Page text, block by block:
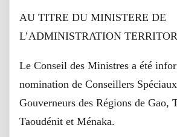
AU TITRE DU MINISTERE DE
L’ADMINISTRATION
Le Conseil des Ministres a été
nomination de Conseillers
Gouverneurs des Régions de Gao,
Taoudénit et Ménaka.